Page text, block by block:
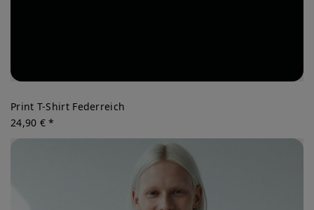
Print T-Shirt Federreich
24,90 € *